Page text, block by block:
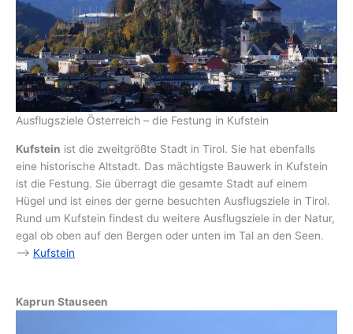
Ausflugsziele Österreich – die Festung in Kufstein
Kufstein ist die zweitgrößte Stadt in Tirol. Sie hat ebenfalls
eine historische Altstadt. Das mächtigste Bauwerk in Kufstein
ist die Festung. Sie überragt die gesamte Stadt auf einem
Hügel und ist eines der gerne besuchten Ausflugsziele in Tirol.
Rund um Kufstein findest du weitere Ausflugsziele in der Natur,
egal ob oben auf den Bergen oder unten im Tal an den Seen.
–> Kufstein
Kaprun Stauseen